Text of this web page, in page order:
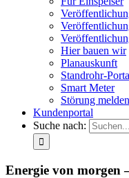
Hier bauen wir
Planauskunft
Standrohr-
Smart Meter
Störung melden
Kundenportal
Suche nach:
Energie von morgen